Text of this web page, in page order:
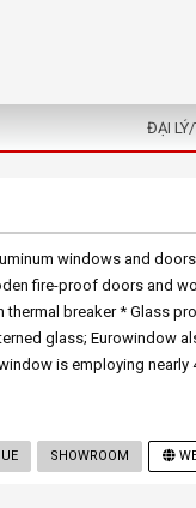
ĐẠI
windows and
fire-proof doors and
breaker * Glass
glass; Eurowindow
is employing nearly
SHOWROOM